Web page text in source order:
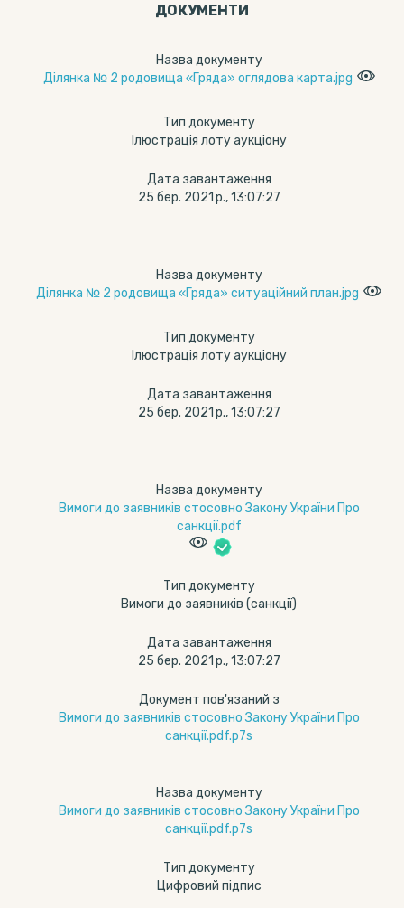
ДОКУМЕНТИ
Назва документу
Ділянка № 2 родовища «Гряда» оглядова карта.jpg
Тип документу
Ілюстрація лоту аукціону
Дата завантаження
25 бер. 2021 р., 13:07:27
Назва документу
Ділянка № 2 родовища «Гряда» ситуаційний план.jpg
Тип документу
Ілюстрація лоту аукціону
Дата завантаження
25 бер. 2021 р., 13:07:27
Назва документу
Вимоги до заявників стосовно Закону України Про
санкції.pdf
Тип документу
Вимоги до заявників (санкції)
Дата завантаження
25 бер. 2021 р., 13:07:27
Документ пов'язаний з
Вимоги до заявників стосовно Закону України Про
санкції.pdf.p7s
Назва документу
Вимоги до заявників стосовно Закону України Про
санкції.pdf.p7s
Тип документу
Цифровий підпис